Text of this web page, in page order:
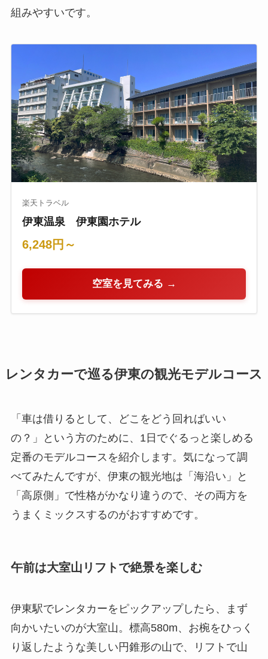
組みやすいです。
楽天トラベル
伊東温泉 伊東園ホテル
6,248円～
空室を見てみる →
レンタカーで巡る伊東の観光モデルコース
「車は借りるとして、どこをどう回ればいい
の？」という方のために、1日でぐるっと楽しめる
定番のモデルコースを紹介します。気になって調
べてみたんですが、伊東の観光地は「海沿い」と
「高原側」で性格がかなり違うので、その両方を
うまくミックスするのがおすすめです。
午前は大室山リフトで絶景を楽しむ
伊東駅でレンタカーをピックアップしたら、まず
向かいたいのが大室山。標高580m、お椀をひっく
り返したような美しい円錐形の山で、リフトで山